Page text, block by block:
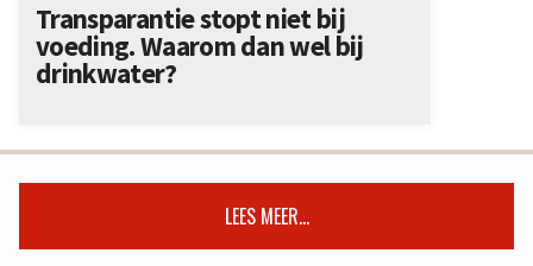
Transparantie stopt niet bij
voeding. Waarom dan wel bij
drinkwater?
LEES MEER...